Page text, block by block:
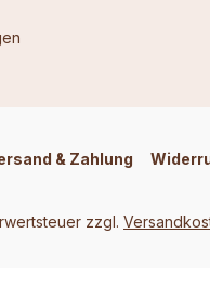
& Zahlung
zzgl.